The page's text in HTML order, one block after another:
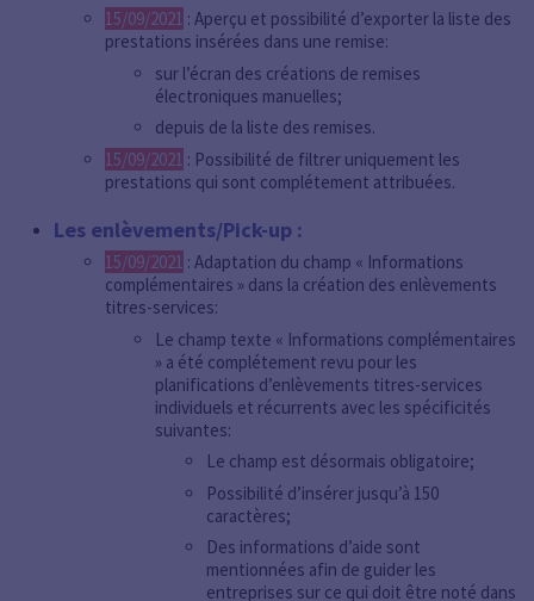
15/09/2021 : Aperçu et possibilité d’exporter la liste des
prestations insérées dans une remise:
sur l’écran des créations de remises
électroniques manuelles;
depuis de la liste des remises.
15/09/2021 : Possibilité de filtrer uniquement les
prestations qui sont complétement attribuées.
Les enlèvements/Pick-up :
15/09/2021 : Adaptation du champ « Informations
complémentaires » dans la création des enlèvements
titres-services:
Le champ texte « Informations complémentaires
» a été complétement revu pour les
planifications d’enlèvements titres-services
individuels et récurrents avec les spécificités
suivantes:
Le champ est désormais obligatoire;
Possibilité d’insérer jusqu’à 150
caractères;
Des informations d’aide sont
mentionnées afin de guider les
entreprises sur ce qui doit être noté dans